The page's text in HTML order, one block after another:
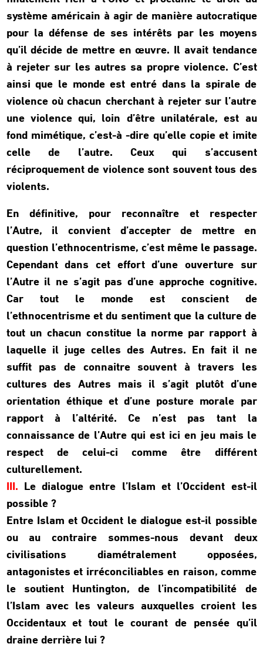
système américain à agir de manière autocratique
pour la défense de ses intérêts par les moyens
qu’il décide de mettre en œuvre. Il avait tendance
à rejeter sur les autres sa propre violence. C’est
ainsi que le monde est entré dans la spirale de
violence où chacun cherchant à rejeter sur l’autre
une violence qui, loin d’être unilatérale, est au
fond mimétique, c’est-à -dire qu’elle copie et imite
celle de l’autre. Ceux qui s’accusent
réciproquement de violence sont souvent tous des
violents.
En définitive, pour reconnaître et respecter
l’Autre, il convient d’accepter de mettre en
question l’ethnocentrisme, c’est même le passage.
Cependant dans cet effort d’une ouverture sur
l’Autre il ne s’agit pas d’une approche cognitive.
Car tout le monde est conscient de
l’ethnocentrisme et du sentiment que la culture de
tout un chacun constitue la norme par rapport à
laquelle il juge celles des Autres. En fait il ne
suffit pas de connaitre souvent à travers les
cultures des Autres mais il s’agit plutôt d’une
orientation éthique et d’une posture morale par
rapport à l’altérité. Ce n’est pas tant la
connaissance de l’Autre qui est ici en jeu mais le
respect de celui-ci comme être différent
culturellement.
III. Le dialogue entre l’Islam et l’Occident est-il
possible ?
Entre Islam et Occident le dialogue est-il possible
ou au contraire sommes-nous devant deux
civilisations diamétralement opposées,
antagonistes et irréconciliables en raison, comme
le soutient Huntington, de l’incompatibilité de
l’Islam avec les valeurs auxquelles croient les
Occidentaux et tout le courant de pensée qu’il
draine derrière lui ?